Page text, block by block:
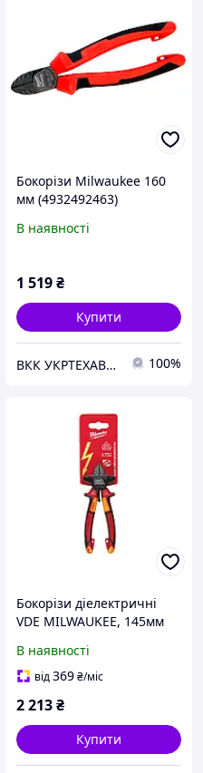
Бокорізи Milwaukee 160
мм (4932492463)
В наявності
1 519₴
Купити
ВКК УКРТЕХАВТО ТОВ 100%
Бокорізи діелектричні
VDE MILWAUKEE, 145мм
4932464566
В наявності
від369₴/міс
2 213₴
Купити